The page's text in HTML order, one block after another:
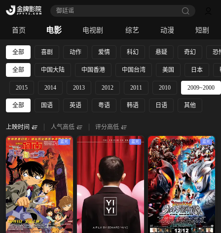
御廷谣‎
首页 电影 电视剧 综艺 动漫 短剧
全部 喜剧 动作 爱情 科幻 悬疑 奇幻 恐
全部 中国大陆 中国香港 中国台湾 美国 日本
2015 2014 2013 2012 2011 2010 2009~2000
全部 国语 英语 粤语 韩语 日语 其他
上映时间 人气高低 评分高低
蓝光 蓝光 蓝光